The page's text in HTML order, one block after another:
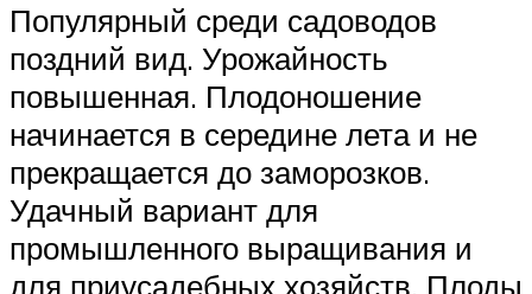
Популярный среди садоводов
поздний вид. Урожайность
повышенная. Плодоношение
начинается в середине лета и не
прекращается до заморозков.
Удачный вариант для
промышленного выращивания и
для приусадебных хозяйств. Плоды